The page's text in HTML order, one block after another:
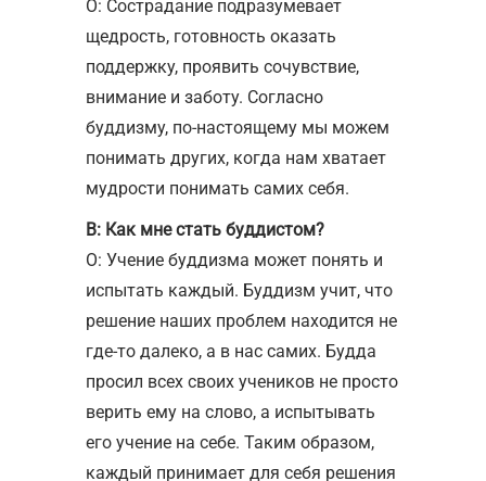
О: Сострадание подразумевает
щедрость, готовность оказать
поддержку, проявить сочувствие,
внимание и заботу. Согласно
буддизму, по-настоящему мы можем
понимать других, когда нам хватает
мудрости понимать самих себя.
В: Как мне стать буддистом?
О: Учение буддизма может понять и
испытать каждый. Буддизм учит, что
решение наших проблем находится не
где-то далеко, а в нас самих. Будда
просил всех своих учеников не просто
верить ему на слово, а испытывать
его учение на себе. Таким образом,
каждый принимает для себя решения